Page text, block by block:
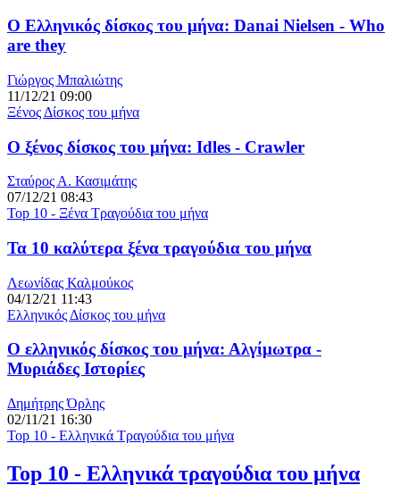
Ο Ελληνικός δίσκος του μήνα: Danai Nielsen - Who
are they
Γιώργος Μπαλιώτης
11/12/21 09:00
Ξένος Δίσκος του μήνα
Ο ξένος δίσκος του μήνα: Idles - Crawler
Σταύρος Α. Κασιμάτης
07/12/21 08:43
Top 10 - Ξένα Τραγούδια του μήνα
Τα 10 καλύτερα ξένα τραγούδια του μήνα
Λεωνίδας Καλμούκος
04/12/21 11:43
Ελληνικός Δίσκος του μήνα
Ο ελληνικός δίσκος του μήνα: Αλγίμωτρα -
Μυριάδες Ιστορίες
Δημήτρης Όρλης
02/11/21 16:30
Top 10 - Ελληνικά Τραγούδια του μήνα
Top 10 - Ελληνικά τραγούδια του μήνα